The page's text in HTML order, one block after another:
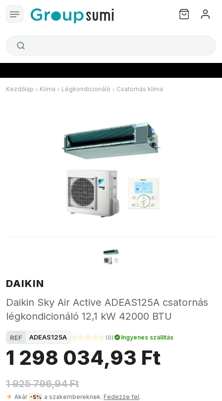
Kezdőlap Klíma Légkondicionáló Csatornás klíma
DAIKIN
Daikin Sky Air Active ADEAS125A csatornás
légkondicionáló 12,1 kW 42000 BTU
REF ADEAS125A (0) Ingyenes szállítás
1 298 034,93 Ft
1 925 796,94 Ft
Akár -5% a szakembereknek. Fedezze fel.